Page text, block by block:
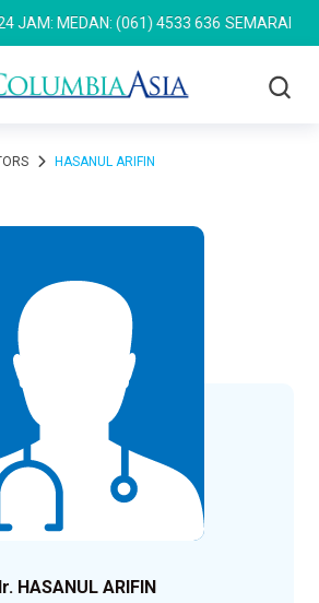
MEDAN: (061) 4533 636 SEMARANG:
HASANUL ARIFIN
HASANUL ARIFIN